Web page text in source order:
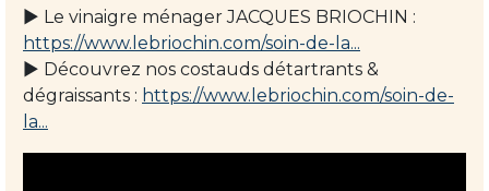
► Le vinaigre ménager JACQUES BRIOCHIN :
https://www.lebriochin.com/soin-de-la...
► Découvrez nos costauds détartrants &
dégraissants : https://www.lebriochin.com/soin-de-
la...